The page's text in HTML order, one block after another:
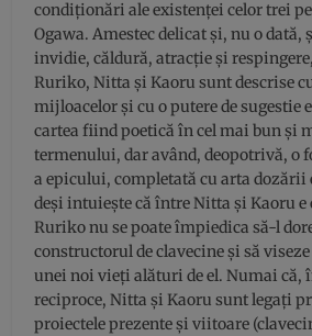
condiționări ale existenței celor trei
Ogawa. Amestec delicat și, nu o dată,
invidie, căldură, atracție și
Ruriko, Nitta și Kaoru sunt descrise
mijloacelor și cu o putere de sugestie
cartea fiind poetică în cel mai bun și
termenului, dar având, deopotrivă, o
a epicului, completată cu arta dozării
deși intuiește că între Nitta și Kaoru e
Ruriko nu se poate împiedica să-l
constructorul de clavecine și să
unei noi vieți alături de el. Numai că,
reciproce, Nitta și Kaoru sunt legați
proiectele prezente și viitoare